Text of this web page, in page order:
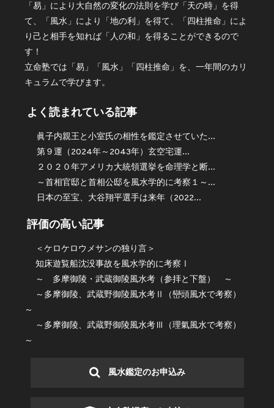
「易」により大自然の変化の法則を学び「天の時」を得
て、「風水」により「地の利」を得て、「四柱推命」によ
り己と相手を知れば「人の和」を得ることができるので
す！
立命塾では「易」「風水」「四柱推命」を、一年間のカリ
キュラムで学びます。
よく読まれている記事
眞子内親王と小室氏の相性を鑑定させていた...
第９運（2024年～2043年）玄空宅運...
２０２０年アメリカ大統領選挙を命理学と断...
～首相官邸と首相公邸を風水学的に考察１～...
日本の至宝、大谷翔平選手は来年（2022...
評価の高い記事
＜ケロケロウメサンの独り言＞
知床遊覧船沈没事故を風水学的に考察Ⅰ
～ 多摩御陵・武蔵御陵風水考（参拝と下盤） ～
～多摩御陵、武蔵野御陵風水考Ⅱ（巒頭風水で考察）
～
～多摩御陵、武蔵野御陵風水考Ⅲ（理氣風水で考察）
～
風水鑑定のお申込み